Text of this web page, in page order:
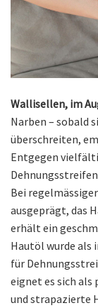
Wallisellen, im
Narben – sobald
überschreiten,
Entgegen
Bei
ausgeprägt, das
erhält ein
Hautöl wurde als
für
eignet es sich
und strapazierte